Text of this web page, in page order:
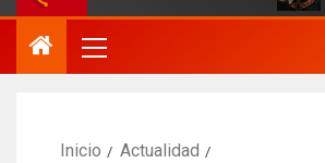
Inicio
Actualidad